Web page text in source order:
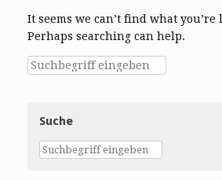
It seems we can’t find what you’re
Perhaps searching can help.
Suche